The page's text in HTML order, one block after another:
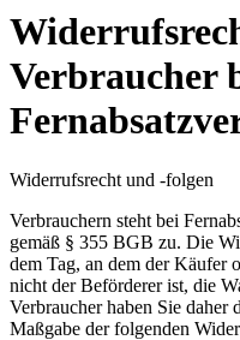
Verbraucher
Widerrufsrecht und -folgen
Verbrauchern steht bei
gemäß § 355 BGB zu. Die
dem Tag, an dem der Käufer
nicht der Beförderer ist, die
Verbraucher haben Sie daher
Maßgabe der folgenden